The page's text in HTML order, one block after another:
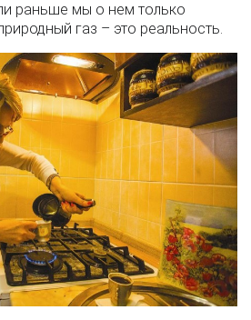
раньше мы о нем только
газ – это реальность.